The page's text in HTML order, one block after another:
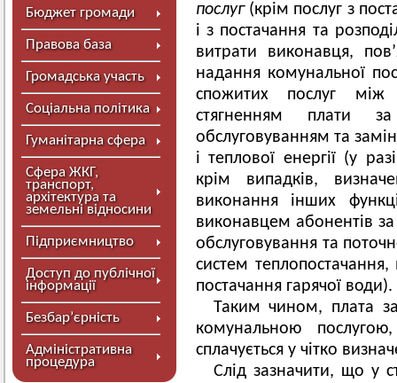
Бюджет громади
Правова база
Громадська участь
Соціальна політика
Гуманітарна сфера
Сфера ЖКГ,
транспорт,
архітектура та
земельні відносини
Підприємництво
Доступ до публічної
інформації
Безбар’єрність
Адміністративна
процедура
послуг (крім послуг з
і з постачання та
витрати виконавця,
надання комунальної
спожитих послуг між
стягненням плати
обслуговуванням та
і теплової енергії (у
крім випадків,
виконання інших
виконавцем абонентів
обслуговування та
систем
постачання гарячої води).
Таким чином, плата
комунальною
сплачується у чітко
Слід зазначити, що у